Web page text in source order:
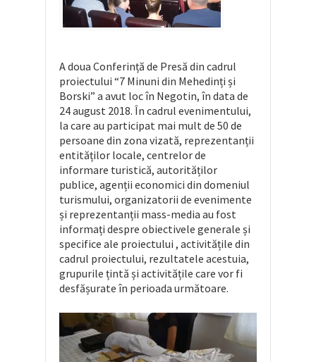
A doua Conferință de Presă din cadrul
proiectului “7 Minuni din Mehedinți și
Borski” a avut loc în Negotin, în data de
24 august 2018. În cadrul evenimentului,
la care au participat mai mult de 50 de
persoane din zona vizată, reprezentanții
entităților locale, centrelor de
informare turistică, autorităților
publice, agenții economici din domeniul
turismului, organizatorii de evenimente
și reprezentanții mass-media au fost
informați despre obiectivele generale și
specifice ale proiectului , activitățile din
cadrul proiectului, rezultatele acestuia,
grupurile țintă și activitățile care vor fi
desfășurate în perioada următoare.